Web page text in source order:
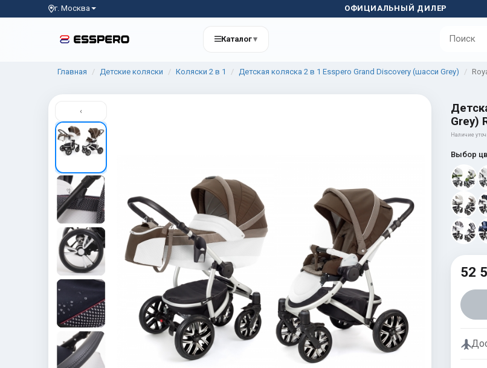
г. Москва ОФИЦИАЛЬНЫЙ ДИЛЕР
Каталог▾
Главная Детские коляски Коляски 2 в 1 Детская коляска 2 в 1 Esspero Grand Discovery (шасси Grey)
‹
Grey)
Наличие
Выбор
52